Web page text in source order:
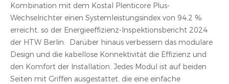
Kombination mit dem Kostal Plenticore Plus-
Wechselrichter einen Systemleistungsindex von 94,2 %
erreicht, so der Energieeffizienz-Inspektionsbericht 2024
der HTW Berlin. Darüber hinaus verbessern das modulare
Design und die kabellose Konnektivität die Effizienz und
den Komfort der Installation. Jedes Modul ist auf beiden
Seiten mit Griffen ausgestattet, die eine einfache